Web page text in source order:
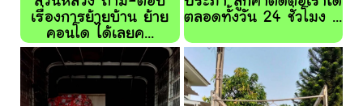
เรื่องการย้ายบ้าน ย้าย
คอนโด ได้เลยค...
ตลอดทั้งวัน 24 ชั่วโมง ...